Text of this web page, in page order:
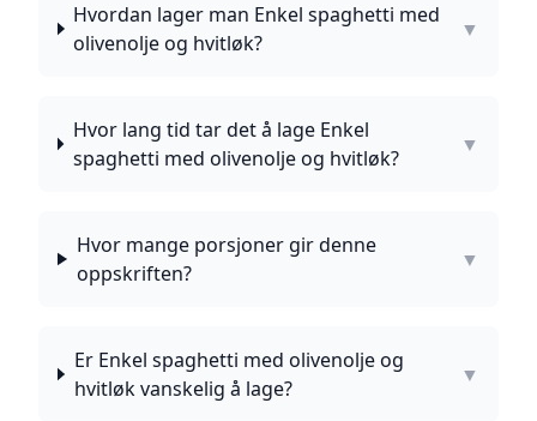
Hvordan lager man Enkel spaghetti med
olivenolje og hvitløk?
▼
Hvor lang tid tar det å lage Enkel
spaghetti med olivenolje og hvitløk?
▼
Hvor mange porsjoner gir denne
oppskriften?
▼
Er Enkel spaghetti med olivenolje og
hvitløk vanskelig å lage?
▼